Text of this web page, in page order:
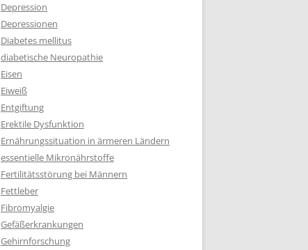
Depression
Depressionen
Diabetes mellitus
diabetische Neuropathie
Eisen
Eiweiß
Entgiftung
Erektile Dysfunktion
Ernährungssituation in ärmeren Ländern
essentielle Mikronährstoffe
Fertilitätsstörung bei Männern
Fettleber
Fibromyalgie
Gefäßerkrankungen
Gehirnforschung